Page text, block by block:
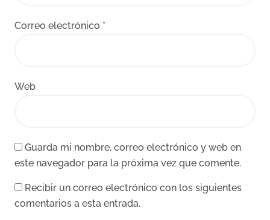
Correo electrónico *
Web
Guarda mi nombre, correo electrónico y web en
este navegador para la próxima vez que comente.
Recibir un correo electrónico con los siguientes
comentarios a esta entrada.